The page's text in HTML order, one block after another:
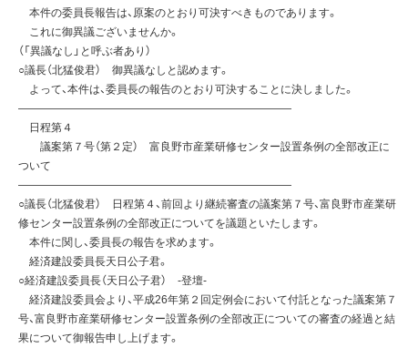
本件の委員長報告は、原案のとおり可決すべきものであります。
これに御異議ございませんか。
（「異議なし」と呼ぶ者あり）
○議長（北猛俊君） 御異議なしと認めます。
よって、本件は、委員長の報告のとおり可決することに決しました。
—————————————————————————
日程第４
議案第７号（第２定） 富良野市産業研修センター設置条例の全部改正に
ついて
—————————————————————————
○議長（北猛俊君） 日程第４、前回より継続審査の議案第７号、富良野市産業研
修センター設置条例の全部改正についてを議題といたします。
本件に関し、委員長の報告を求めます。
経済建設委員長天日公子君。
○経済建設委員長（天日公子君） -登壇-
経済建設委員会より、平成26年第２回定例会において付託となった議案第７
号、富良野市産業研修センター設置条例の全部改正についての審査の経過と結
果について御報告申し上げます。